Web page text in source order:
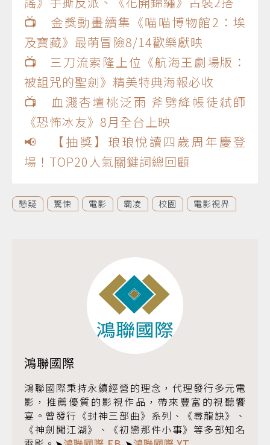
📺 金獎動畫續集《喵喵博物館2：埃
及寶藏》最萌冒險8/14歡樂獻映
📺 三刀流索隆上位《航海王劇場版：
被詛咒的聖劍》精美特典海報必收
📺 血濺杏壇桃泛雨 斧劈絳帳徒弒師
《恐怖冰友》8月全台上映
📢 【抽獎】琅琅悅讀四歲周年慶登
場！TOP20人氣關鍵詞總回顧
懸疑 驚悚 電影 霸凌 校園 電影視界
鴻聯國際
鴻聯國際秉持永續經營的理念，代理發行多元電
影，推薦優質的影視作品，帶來豐富的視聽饗
宴。曾發行《封神三部曲》系列、《尋龍訣》、
《神劍闖江湖》、《初戀那件小事》等多部知名